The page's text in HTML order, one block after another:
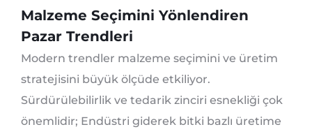
Malzeme Seçimini Yönlendiren
Pazar Trendleri
Modern trendler malzeme seçimini ve üretim
stratejisini büyük ölçüde etkiliyor.
Sürdürülebilirlik ve tedarik zinciri esnekliği çok
önemlidir; Endüstri giderek bitki bazlı üretime